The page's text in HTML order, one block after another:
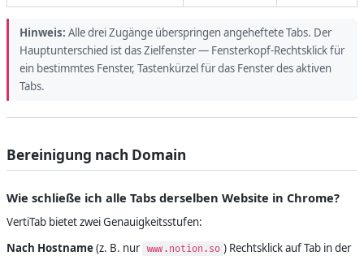
Hinweis: Alle drei Zugänge überspringen angeheftete Tabs. Der
Hauptunterschied ist das Zielfenster — Fensterkopf-Rechtsklick für
ein bestimmtes Fenster, Tastenkürzel für das Fenster des aktiven
Tabs.
Bereinigung nach Domain
Wie schließe ich alle Tabs derselben Website in Chrome?
VertiTab bietet zwei Genauigkeitsstufen:
Nach Hostname(z. B. nur www.notion.so ) Rechtsklick auf Tab in der